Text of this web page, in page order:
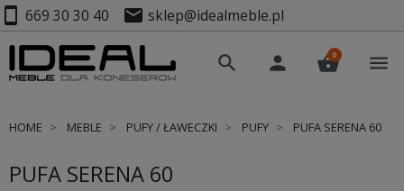
smartphone 669 30 30 40 mail sklep@idealmeble.pl
search person shopping_basket
0 menu
HOME MEBLE PUFY / ŁAWECZKI PUFY PUFA SERENA 60
PUFA SERENA 60